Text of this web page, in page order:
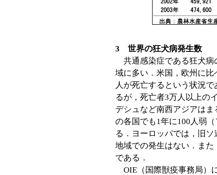
3 世界の狂犬病発生数
共通感染症である狂犬病
域に多い．米国，欧州に
人が死亡するという状況
るが，死亡者3万人以上の
デシュなど南西アジアは
の各国でも1年に100人弱
る．ヨーロッパでは，旧
地域での発生はない．ま
である．
OIE（国際獣疫事務局）